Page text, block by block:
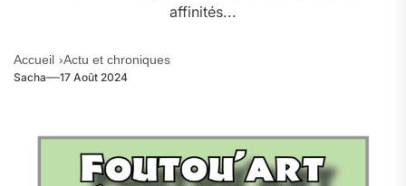
affinités...
Accueil Actu et chroniques
Sacha 17 Août 2024